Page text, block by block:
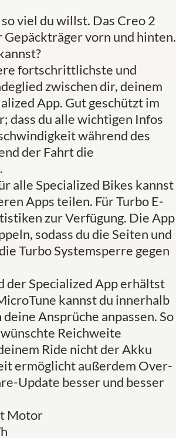
viel du willst. Das Creo 2
vorn und hinten.
fortschrittlichste und
zwischen dir, deinem
App. Gut geschützt im
dass du alle wichtigen Infos
während des
der Fahrt die
alle Specialized Bikes kannst
Apps teilen. Für Turbo E-
zur Verfügung. Die App
sodass du die Seiten und
Turbo Systemsperre gegen
der Specialized App erhältst
kannst du innerhalb
Ansprüche anpassen. So
Reichweite
Ride nicht der Akku
ermöglicht außerdem Over-
Update besser und besser
Motor